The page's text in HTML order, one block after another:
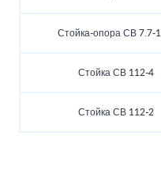
Стойка-опора СВ 7.7-
Стойка СВ 112-4
Стойка СВ 112-2